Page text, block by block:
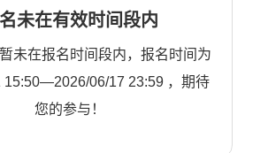
未在有效时间段内
未在报名时间段内，报名时间为
15:50—2026/06/17 23:59 ，期待
您的参与！